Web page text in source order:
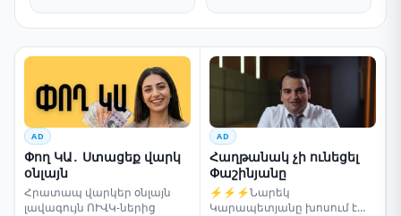
AD
Փող ԿԱ․ Ստացեք վարկ
օնլայն
Հրատապ վարկեր օնլայն
լավագույն ՈՒՎԿ-ներից
AD
Հաղթանակ չի ունեցել
Փաշինյանը
⚡⚡⚡Նարեկ
Կարապետյանը խոսում է